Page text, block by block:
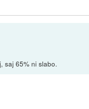
saj 65% ni slabo.